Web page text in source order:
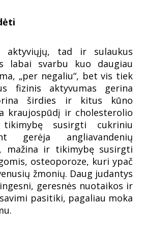
aktyviųjų, tad ir sulaukus
labai svarbu kuo daugiau
„per negaliu“, bet vis tiek
fizinis aktyvumas gerina
širdies ir kitus kūno
kraujospūdį ir cholesterolio
susirgti cukriniu
gerėja angliavandenių
mažina ir tikimybę susirgti
osteoporoze, kuri ypač
žmonių. Daug judantys
geresnės nuotaikos ir
pasitiki, pagaliau moka